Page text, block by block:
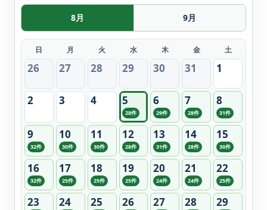
8月 9月
日 月 火 水 木 金 土
26 27 28 29 30 31 1
2 3 4 5
28件
6
29件
7
28件
8
31件
9
32件
10
30件
11
30件
12
28件
13
31件
14
28件
15
30件
16
32件
17
25件
18
25件
19
25件
20
24件
21
24件
22
25件
23 24 25 26 27 28 29